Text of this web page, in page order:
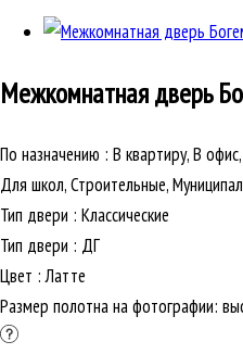
Межкомнатная дверь
По назначению : В квартиру, В
Для школ, Строительные,
Тип двери : Классические
Тип двери : ДГ
Цвет :Латте
Размер полотна на фотографии: